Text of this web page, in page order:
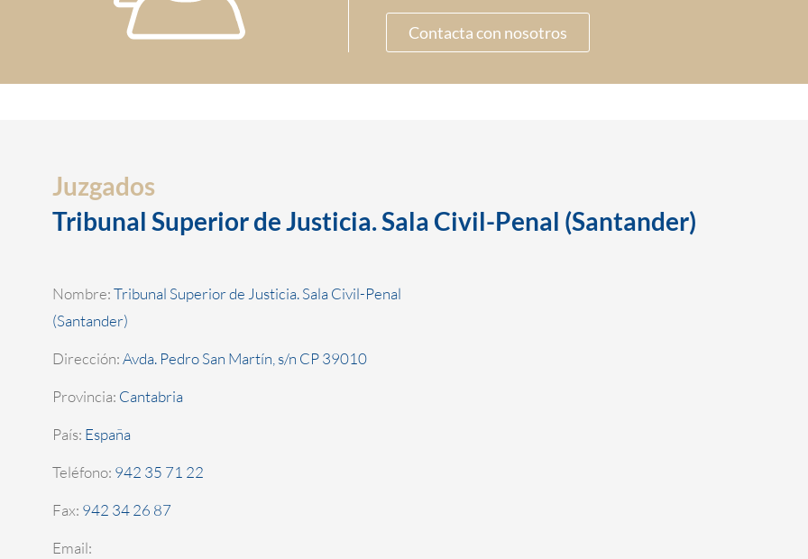
Contacta con nosotros
Juzgados
Tribunal Superior de Justicia. Sala Civil-Penal (Santander)
Nombre:Tribunal Superior de Justicia. Sala Civil-Penal
(Santander)
Dirección:Avda. Pedro San Martín, s/n CP 39010
Provincia: Cantabria
País: España
Teléfono: 942 35 71 22
Fax: 942 34 26 87
Email: